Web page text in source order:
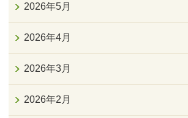
2026年5月
2026年4月
2026年3月
2026年2月